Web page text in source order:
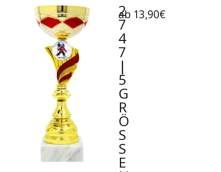
2
7
4
7
|
5
G
R
Ö
SS
E
N
ab 13,90€